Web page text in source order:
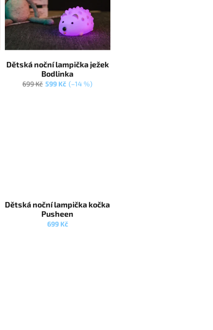
Dětská noční lampička ježek
Bodlinka
699 Kč 599 Kč (–14 %)
Dětská noční lampička kočka
Pusheen
699 Kč